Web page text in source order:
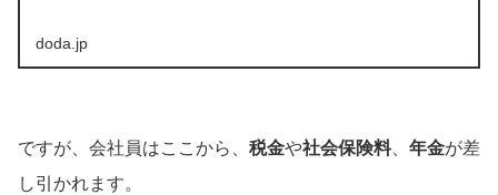
doda.jp
ですが、会社員はここから、 税金や社会保険料、 年金が差
し引かれます。